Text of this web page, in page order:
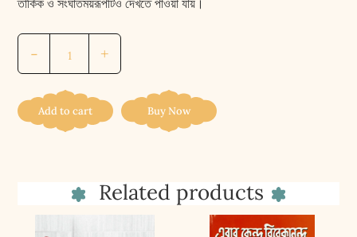
তার্কিক ও সংঘাতময়রূপটিও দেখতে পাওয়া যায়।
-
Dekhiyachi
||
স্বামীজীকে
quantity
+
Add to cart Buy Now
Related products